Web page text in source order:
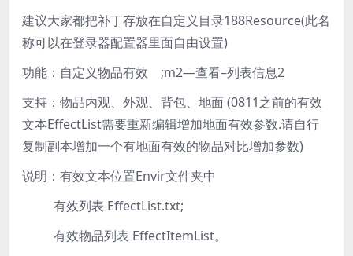
建议大家都把补丁存放在自定义目录188Resource(此名
称可以在登录器配置器里面自由设置)
功能：自定义物品有效 ;m2—查看–列表信息2
支持：物品内观、外观、背包、地面 (0811之前的有效
文本EffectList需要重新编辑增加地面有效参数.请自行
复制副本增加一个有地面有效的物品对比增加参数)
说明：有效文本位置Envir文件夹中
有效列表 EffectList.txt;
有效物品列表 EffectItemList。